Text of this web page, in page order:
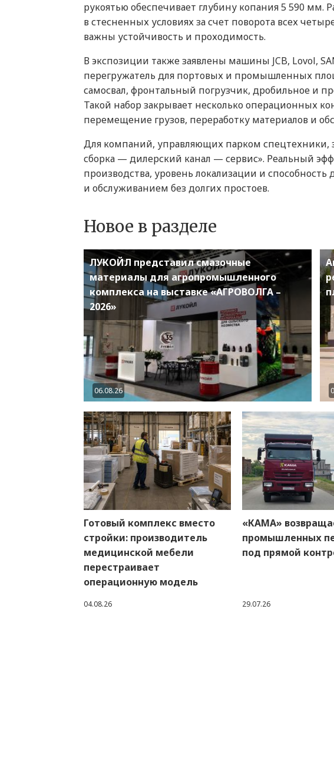
рукоятью обеспечивает глубину копания 5 590 мм.
в стесненных условиях за счет поворота всех
важны устойчивость и проходимость.
В экспозиции также заявлены машины JCB, Lovol,
перегружатель для портовых и промышленных
самосвал, фронтальный погрузчик, дробильное и
Такой набор закрывает несколько операционных
перемещение грузов, переработку материалов и
Для компаний, управляющих парком спецтехники,
сборка — дилерский канал — сервис». Реальный
производства, уровень локализации и
и обслуживанием без долгих простоев.
Новое в разделе
ЛУКОЙЛ представил смазочные
материалы для агропромышленного
комплекса на выставке «АГРОВОЛГА –
2026»
06.08.26
Готовый комплекс вместо
стройки: производитель
медицинской мебели
перестраивает
операционную модель
04.08.26
«КАМА»
промышленных
под прямой
29.07.26